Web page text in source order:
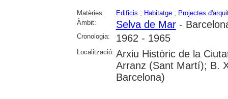
Matèries: Edificis ; Habitatge; Projectes
Àmbit:
Selva de Mar-
Cronologia: 1962 - 1965
Localització: Arxiu Històric de la
Arranz (Sant Martí); B.
Barcelona)